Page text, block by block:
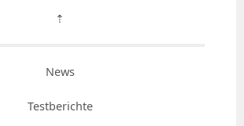
⇡
News
Testberichte